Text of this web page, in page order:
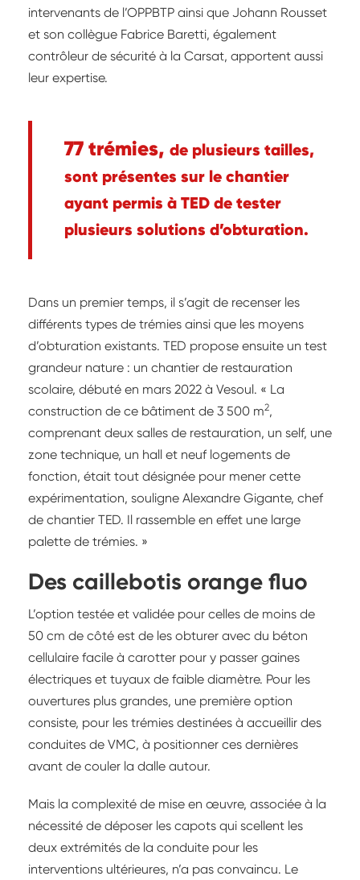
intervenants de l’OPPBTP ainsi que Johann Rousset
et son collègue Fabrice Baretti, également
contrôleur de sécurité à la Carsat, apportent aussi
leur expertise.
77 trémies, de plusieurs tailles,
sont présentes sur le chantier
ayant permis à TED de tester
plusieurs solutions d’obturation.
Dans un premier temps, il s’agit de recenser les
différents types de trémies ainsi que les moyens
d’obturation existants. TED propose ensuite un test
grandeur nature : un chantier de restauration
scolaire, débuté en mars 2022 à Vesoul. « La
construction de ce bâtiment de 3 500 m2,
comprenant deux salles de restauration, un self, une
zone technique, un hall et neuf logements de
fonction, était tout désignée pour mener cette
expérimentation, souligne Alexandre Gigante, chef
de chantier TED. Il rassemble en effet une large
palette de trémies. »
Des caillebotis orange fluo
L’option testée et validée pour celles de moins de
50 cm de côté est de les obturer avec du béton
cellulaire facile à carotter pour y passer gaines
électriques et tuyaux de faible diamètre. Pour les
ouvertures plus grandes, une première option
consiste, pour les trémies destinées à accueillir des
conduites de VMC, à positionner ces dernières
avant de couler la dalle autour.
Mais la complexité de mise en œuvre, associée à la
nécessité de déposer les capots qui scellent les
deux extrémités de la conduite pour les
interventions ultérieures, n’a pas convaincu. Le